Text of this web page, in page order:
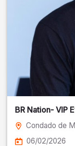
BR Nation- VIP
Condado de
06/02/2026